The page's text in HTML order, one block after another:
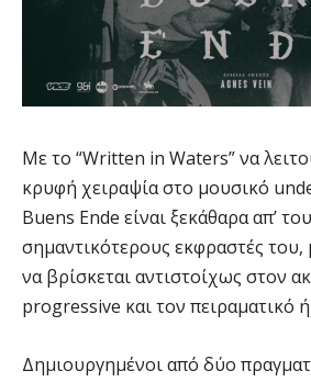
Με το “Written in Waters” να
κρυφή χειραψία στο μουσικό
Buens Ende είναι ξεκάθαρα απ’
σημαντικότερους εκφραστές του,
να βρίσκεται αντιστοίχως στον
progressive και τον πειραματικό
Δημιουργημένοι από δύο